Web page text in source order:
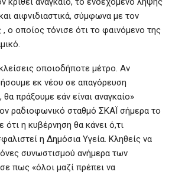
αιφνιδιαστικά, σύμφωνα με τον
, ο οποίος τόνισε ότι το φαινόμενο της
οποιοδήποτε μέτρο. Αν
εκ νέου σε απαγόρευση
πράξουμε εάν είναι αναγκαίο»
ραδιοφωνικό σταθμό ΣΚΑΪ σήμερα το
η κυβέρνηση θα κάνει ό,τι
η Δημόσια Υγεία. Κληθείς να
συνωστισμού ανήμερα των
πως «όλοι μαζί πρέπει να